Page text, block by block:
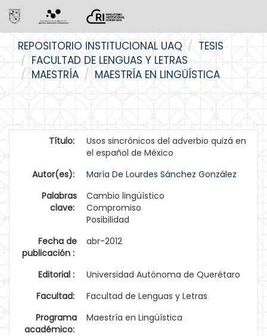
navigation
REPOSITORIO INSTITUCIONAL UAQ
TESIS
FACULTAD DE LENGUAS Y LETRAS
MAESTRÍA
MAESTRÍA EN LINGÜÍSTICA
Título:
Usos sincrónicos del adverbio quizá en
el español de México
Autor(es):
María De Lourdes Sánchez González
Palabras
clave:
Cambio lingüístico
Compromiso
Posibilidad
Fecha de
publicación :
abr-2012
Editorial :
Universidad Autónoma de Querétaro
Facultad:
Facultad de Lenguas y Letras
Programa
académico:
Maestría en Lingüística